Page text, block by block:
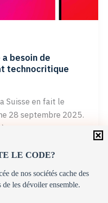
a besoin de
technocritique
Suisse en fait le
28 septembre 2025.
LE CODE?
de nos sociétés cache des
les dévoiler ensemble.